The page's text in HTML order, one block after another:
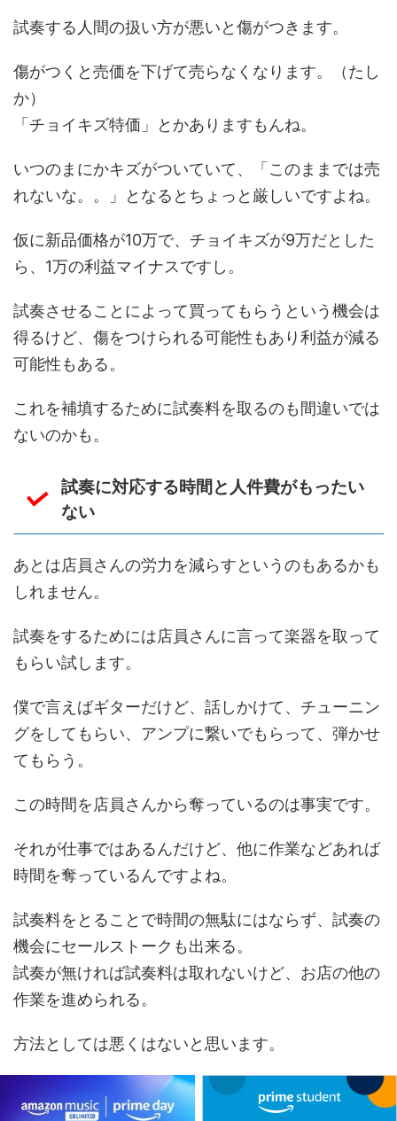
試奏する人間の扱い方が悪いと傷がつきます。
傷がつくと売価を下げて売らなくなります。（たし
か）
「チョイキズ特価」とかありますもんね。
いつのまにかキズがついていて、「このままでは売
れないな。。」となるとちょっと厳しいですよね。
仮に新品価格が10万で、チョイキズが9万だとした
ら、1万の利益マイナスですし。
試奏させることによって買ってもらうという機会は
得るけど、傷をつけられる可能性もあり利益が減る
可能性もある。
これを補填するために試奏料を取るのも間違いでは
ないのかも。
試奏に対応する時間と人件費がもったい
ない
あとは店員さんの労力を減らすというのもあるかも
しれません。
試奏をするためには店員さんに言って楽器を取って
もらい試します。
僕で言えばギターだけど、話しかけて、チューニン
グをしてもらい、アンプに繋いでもらって、弾かせ
てもらう。
この時間を店員さんから奪っているのは事実です。
それが仕事ではあるんだけど、他に作業などあれば
時間を奪っているんですよね。
試奏料をとることで時間の無駄にはならず、試奏の
機会にセールストークも出来る。
試奏が無ければ試奏料は取れないけど、お店の他の
作業を進められる。
方法としては悪くはないと思います。